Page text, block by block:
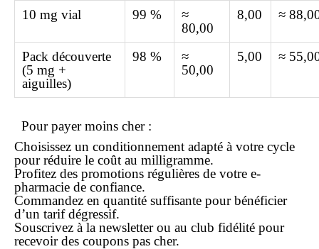
10 mg vial 99 %
≈
80,00
8,00 ≈
Pack découverte
(5 mg +
aiguilles)
98 %
≈
50,00
5,00 ≈
Pour payermoins cher:
Choisissez un conditionnement adapté à votre cycle
pour réduire le coût au milligramme.
Profitez des promotions régulières de votre e-
pharmacie de confiance.
Commandez en quantité suffisante pour bénéficier
d’un tarif dégressif.
Souscrivez à la newsletter ou au club fidélité pour
recevoir des coupons pas cher.